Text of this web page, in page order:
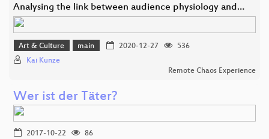
Analysing the link between audience physiology and…
Art & Culture main 2020-12-27
536
Kai Kunze
Remote Chaos Experience
Wer ist der Täter?
2017-10-22
86